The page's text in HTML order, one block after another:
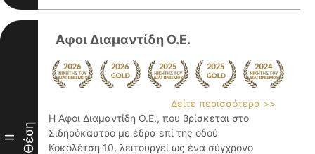
II Θέση
Αφοι Διαμαντίδη Ο.Ε.
Δείτε περισσότερα >>
Η Αφοι Διαμαντίδη Ο.Ε., που βρίσκεται στο
Σιδηρόκαστρο με έδρα επί της οδού
Κοκολέτση 10, λειτουργεί ως ένα σύγχρονο